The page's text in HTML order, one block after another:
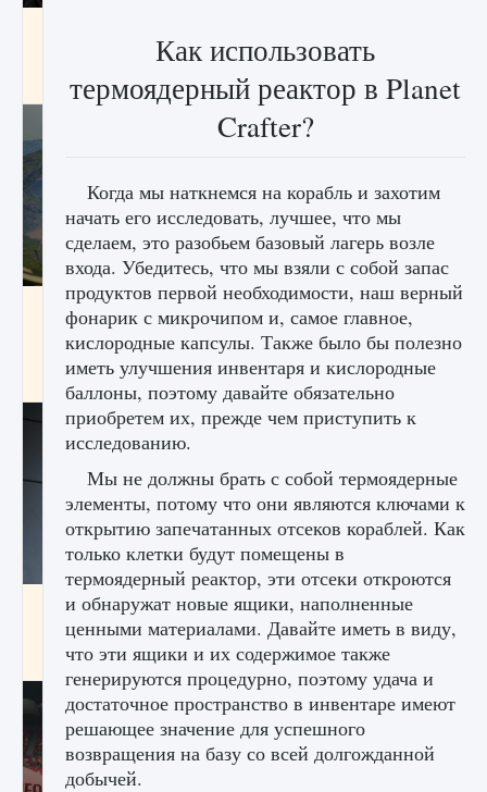
9 августа 2024 2 395 0
Как исправить ошибку Palworld EPalworld
«Идет сохранение мира — Невозможно
начать сохранение данных мира»
9 августа 2024 2 711 0 0
Все новые функции в режиме карьеры EA
FC 25
9 августа 2024 2 096 0 2
Как использовать
термоядерный реактор в Planet
Crafter?
Когда мы наткнемся на корабль и захотим
начать его исследовать, лучшее, что мы
сделаем, это разобьем базовый лагерь возле
входа. Убедитесь, что мы взяли с собой запас
продуктов первой необходимости, наш верный
фонарик с микрочипом и, самое главное,
кислородные капсулы. Также было бы полезно
иметь улучшения инвентаря и кислородные
баллоны, поэтому давайте обязательно
приобретем их, прежде чем приступить к
исследованию.
Мы не должны брать с собой термоядерные
элементы, потому что они являются ключами к
открытию запечатанных отсеков кораблей. Как
только клетки будут помещены в
термоядерный реактор, эти отсеки откроются
и обнаружат новые ящики, наполненные
ценными материалами. Давайте иметь в виду,
что эти ящики и их содержимое также
генерируются процедурно, поэтому удача и
достаточное пространство в инвентаре имеют
решающее значение для успешного
возвращения на базу со всей долгожданной
добычей.